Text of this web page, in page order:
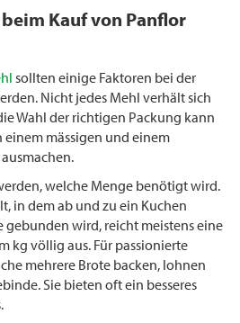
Kauf von Panflor
sollten einige Faktoren bei der
Nicht jedes Mehl verhält sich
Wahl der richtigen Packung kann
mässigen und einem
welche Menge benötigt wird.
in dem ab und zu ein Kuchen
gebunden wird, reicht meistens eine
kg völlig aus. Für passionierte
mehrere Brote backen, lohnen
Sie bieten oft ein besseres